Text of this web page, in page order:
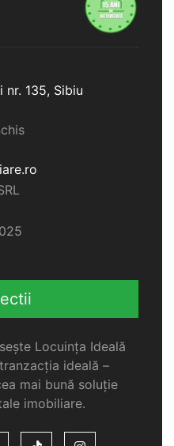
nr. 135, Sibiu
Locuința Ideală
ideală –
mai bună soluție
imobiliare.